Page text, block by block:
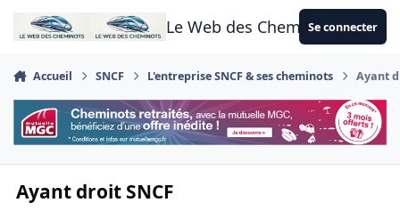
Aller au contenu
Le Web des CheminotsSe connecter
Accueil SNCF L'entreprise SNCF & ses cheminots Ayant
Ayant droit SNCF